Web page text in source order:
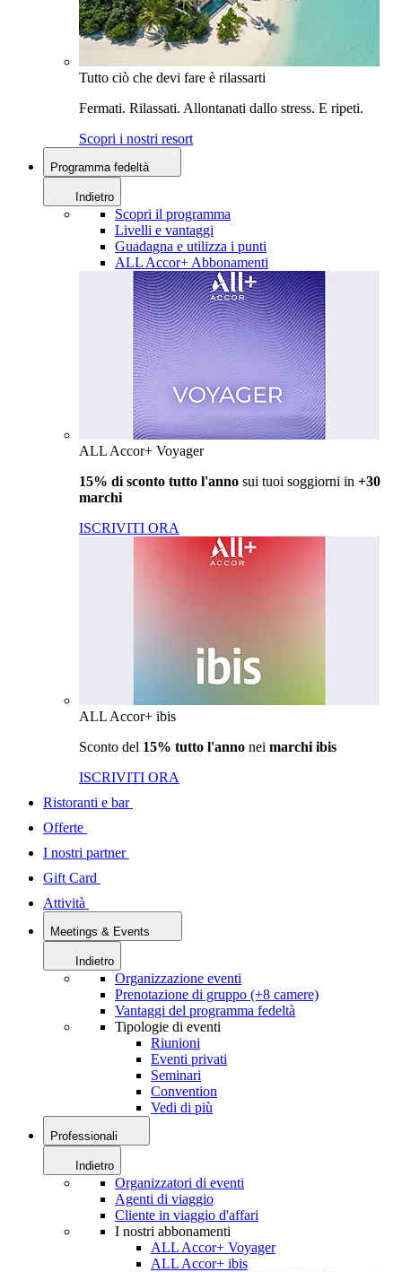
Tutto ciò che devi fare è rilassarti
Fermati. Rilassati. Allontanati dallo stress. E ripeti.
Scopri i nostri resort
Programma fedeltà
Indietro
Scopri il programma
Livelli e vantaggi
Guadagna e utilizza i punti
ALL Accor+ Abbonamenti
ALL Accor+ Voyager
15% di sconto tutto l'anno sui tuoi soggiorni in +30
marchi
ISCRIVITI ORA
ALL Accor+ ibis
Sconto del 15% tutto l'anno nei marchi ibis
ISCRIVITI ORA
Ristoranti e bar
Offerte
I nostri partner
Gift Card
Attività
Meetings & Events
Indietro
Organizzazione eventi
Prenotazione di gruppo (+8 camere)
Vantaggi del programma fedeltà
Tipologie di eventi
Riunioni
Eventi privati
Seminari
Convention
Vedi di più
Professionali
Indietro
Organizzatori di eventi
Agenti di viaggio
Cliente in viaggio d'affari
I nostri abbonamenti
ALL Accor+ Voyager
ALL Accor+ ibis